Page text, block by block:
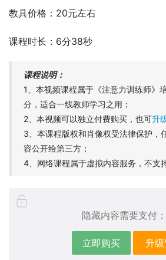
教具价格：20元左右
课程时长：6分38秒
课程说明：
1、本视频课程属于《注意力训练师》
分，适合一线教师学习之用；
2、本视频可以独立付费购买，也可升
3、本课程版权和肖像权受法律保护，
容公开给第三方；
4、网络课程属于虚拟内容服务，不支
隐藏内容需要支付：
立即购买 升